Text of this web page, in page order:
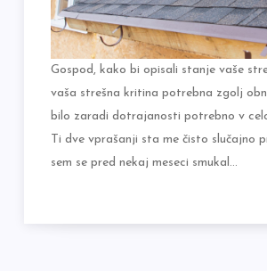
Gospod, kako bi opisali stanje vaše
vaša strešna kritina potrebna zgolj
bilo zaradi dotrajanosti potrebno v
Ti dve vprašanji sta me čisto slučajno
sem se pred nekaj meseci smukal…